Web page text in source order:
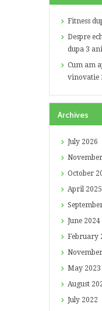
Fitness
Despre
dupa 3
Cum am
vinovatie
Archives
July 2026
November
October
April 2025
June 2024
February
November
May 2023
August
July 2022